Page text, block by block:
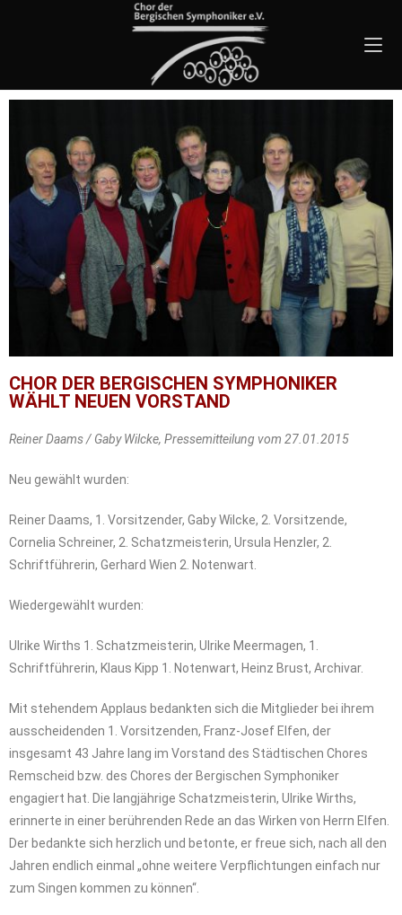
CHOR DER BERGISCHEN SYMPHONIKER
WÄHLT NEUEN VORSTAND
Reiner Daams / Gaby Wilcke, Pressemitteilung vom 27.01.2015
Neu gewählt wurden:
Reiner Daams, 1. Vorsitzender, Gaby Wilcke, 2. Vorsitzende,
Cornelia Schreiner, 2. Schatzmeisterin, Ursula Henzler, 2.
Schriftführerin, Gerhard Wien 2. Notenwart.
Wiedergewählt wurden:
Ulrike Wirths 1. Schatzmeisterin, Ulrike Meermagen, 1.
Schriftführerin, Klaus Kipp 1. Notenwart, Heinz Brust, Archivar.
Mit stehendem Applaus bedankten sich die Mitglieder bei ihrem
ausscheidenden 1. Vorsitzenden, Franz-Josef Elfen, der
insgesamt 43 Jahre lang im Vorstand des Städtischen Chores
Remscheid bzw. des Chores der Bergischen Symphoniker
engagiert hat. Die langjährige Schatzmeisterin, Ulrike Wirths,
erinnerte in einer berührenden Rede an das Wirken von Herrn Elfen.
Der bedankte sich herzlich und betonte, er freue sich, nach all den
Jahren endlich einmal „ohne weitere Verpflichtungen einfach nur
zum Singen kommen zu können“.